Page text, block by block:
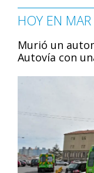
HOY EN
Murió un
Autovía con